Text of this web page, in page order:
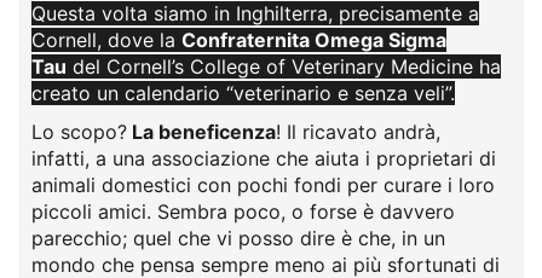
Questa volta siamo in Inghilterra, precisamente a
Cornell, dove la Confraternita Omega Sigma
Tau del Cornell’s College of Veterinary Medicine ha
creato un calendario “veterinario e senza veli”.
Lo scopo? La beneficenza! Il ricavato andrà,
infatti, a una associazione che aiuta i proprietari di
animali domestici con pochi fondi per curare i loro
piccoli amici. Sembra poco, o forse è davvero
parecchio; quel che vi posso dire è che, in un
mondo che pensa sempre meno ai più sfortunati di